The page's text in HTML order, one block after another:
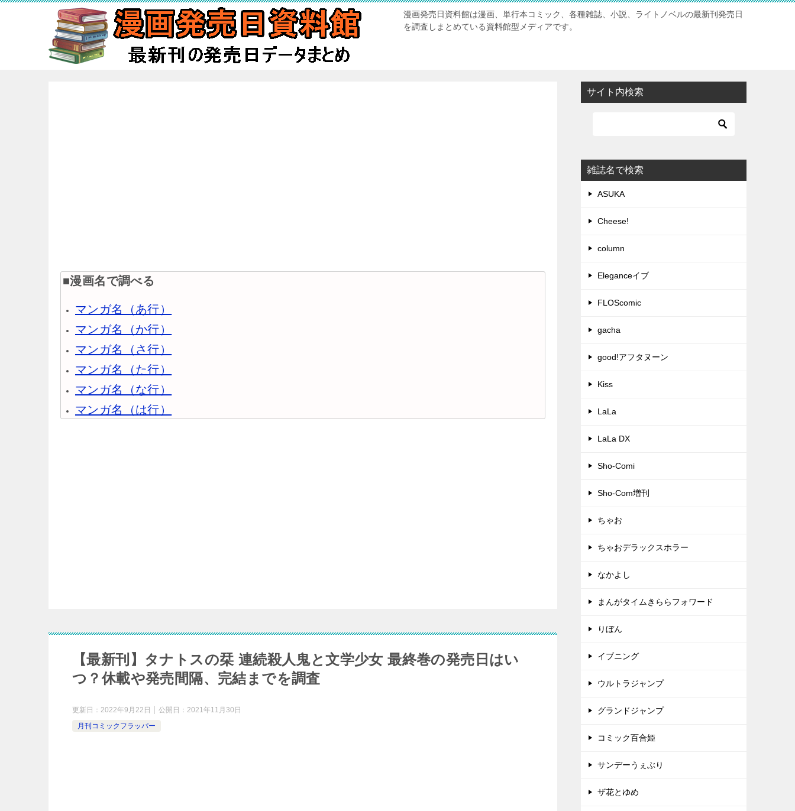
漫画発売日資料館は漫画、単行本コミック、各種雑誌、小説、ライトノベルの最新刊発売日
を調査しまとめている資料館型メディアです。
■漫画名で調べる
マンガ名（あ行）
マンガ名（か行）
マンガ名（さ行）
マンガ名（た行）
マンガ名（な行）
マンガ名（は行）
【最新刊】タナトスの栞 連続殺人鬼と文学少女 最終巻の発売日はい
つ？休載や発売間隔、完結までを調査
更新日： 2022年9月22日 公開日： 2021年11月30日
月刊コミックフラッパー
サイト内検索
雑誌名で検索
ASUKA
Cheese!
column
Eleganceイブ
FLOScomic
gacha
good!アフタヌーン
Kiss
LaLa
LaLa DX
Sho-Comi
Sho-Com増刊
ちゃお
ちゃおデラックスホラー
なかよし
まんがタイムきららフォワード
りぼん
イブニング
ウルトラジャンプ
グランドジャンプ
コミック百合姫
サンデーうぇぶり
ザ花とゆめ